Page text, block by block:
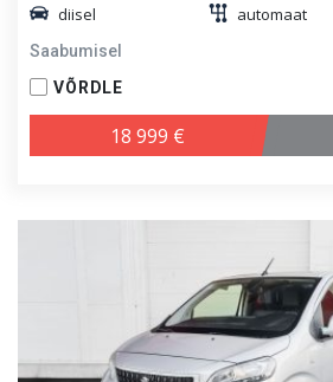
diisel
automaat
Saabumisel
VÕRDLE
18 999 €